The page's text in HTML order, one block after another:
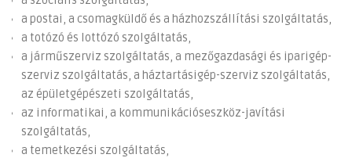
a postai, a csomagküldő és a házhozszállítási szolgáltatás,
a totózó és lottózó szolgáltatás,
a járműszerviz szolgáltatás, a mezőgazdasági és iparigép-
szerviz szolgáltatás, a háztartásigép-szerviz szolgáltatás,
az épületgépészeti szolgáltatás,
az informatikai, a kommunikációseszköz-javítási
szolgáltatás,
a temetkezési szolgáltatás,